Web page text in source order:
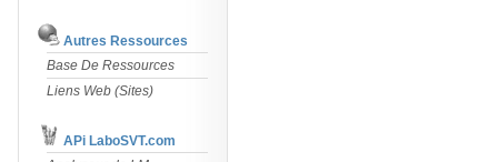
Autres Ressources
Base De Ressources
Liens Web (Sites)
APi LaboSVT.com